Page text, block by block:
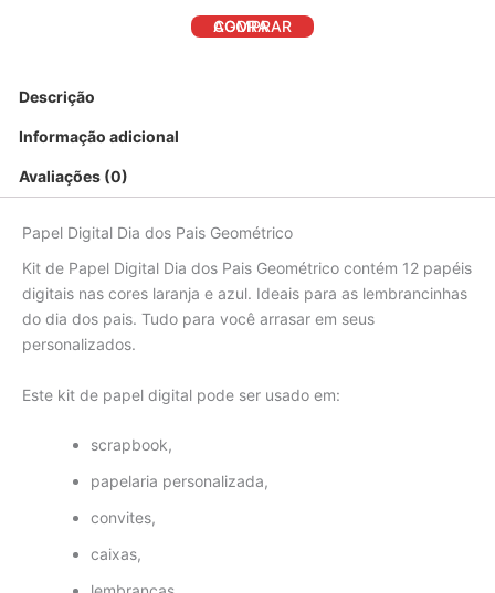
COMPRAR AGORA
Descrição
Informação adicional
Avaliações (0)
Papel Digital Dia dos Pais Geométrico
Kit de Papel Digital Dia dos Pais Geométrico contém 12 papéis
digitais nas cores laranja e azul. Ideais para as lembrancinhas
do dia dos pais. Tudo para você arrasar em seus
personalizados.
Este kit de papel digital pode ser usado em:
scrapbook,
papelaria personalizada,
convites,
caixas,